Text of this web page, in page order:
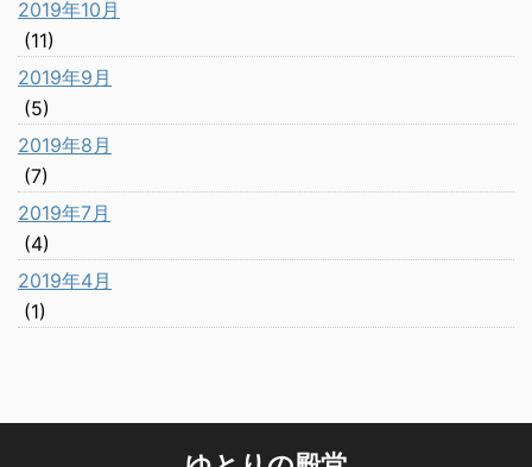
2019年10月
(11)
2019年9月
(5)
2019年8月
(7)
2019年7月
(4)
2019年4月
(1)